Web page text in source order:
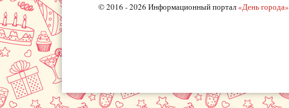
© 2016 - 2026 Информационный портал «День города»